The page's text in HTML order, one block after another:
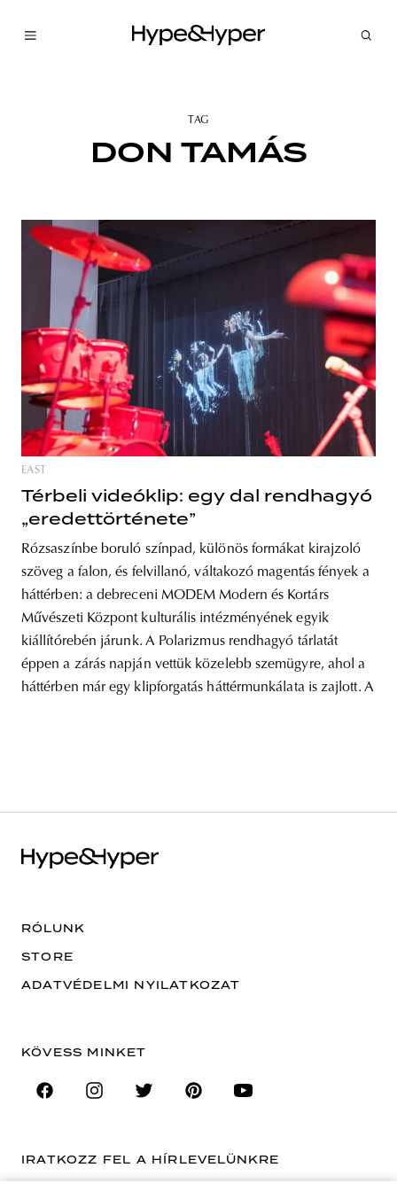
budapest poland branding
TAG
DON TAMÁS
EAST
Térbeli videóklip: egy dal rendhagyó
„eredettörténete”
Rózsaszínbe boruló színpad, különös formákat kirajzoló
szöveg a falon, és felvillanó, váltakozó magentás fények a
háttérben: a debreceni MODEM Modern és Kortárs
Művészeti Központ kulturális intézményének egyik
kiállítórebén járunk. A Polarizmus rendhagyó tárlatát
éppen a zárás napján vettük közelebb szemügyre, ahol a
háttérben már egy klipforgatás háttérmunkálata is zajlott. A
RÓLUNK
STORE
ADATVÉDELMI NYILATKOZAT
KÖVESS MINKET
IRATKOZZ FEL A HÍRLEVELÜNKRE